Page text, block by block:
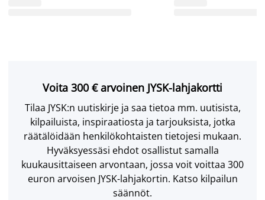
Voita 300 € arvoinen JYSK-lahjakortti
Tilaa JYSK:n uutiskirje ja saa tietoa mm. uutisista,
kilpailuista, inspiraatiosta ja tarjouksista, jotka
räätälöidään henkilökohtaisten tietojesi mukaan.
Hyväksyessäsi ehdot osallistut samalla
kuukausittaiseen arvontaan, jossa voit voittaa 300
euron arvoisen JYSK-lahjakortin. Katso kilpailun
säännöt.